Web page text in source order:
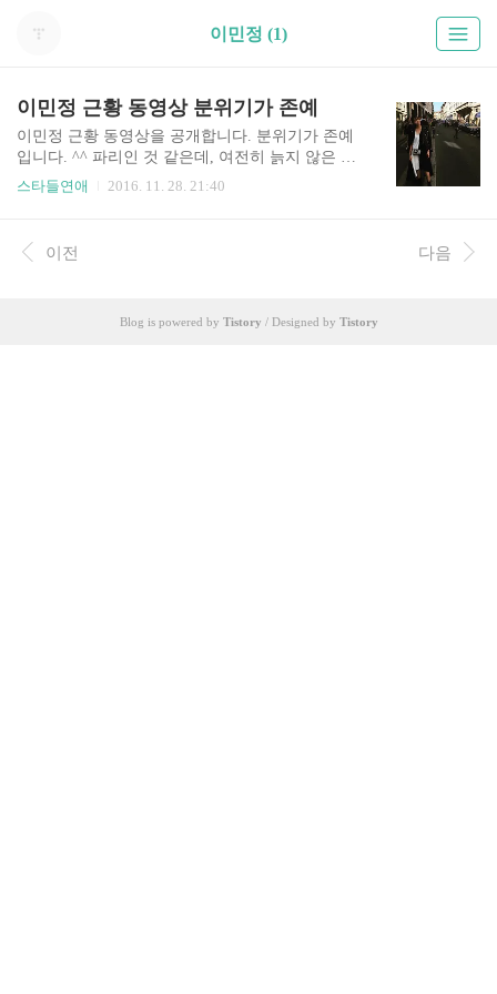
이민정 (1)
이민정 근황 동영상 분위기가 존예
이민정 근황 동영상을 공개합니다. 분위기가 존예
입니다. ^^ 파리인 것 같은데, 여전히 늙지 않은 동
안미과 빛을 바라네요~ 아이 엄마라는 게 믿기지
전 11:59 PDT 이민정 최근 근황이었습니다 ~
스타들연애 2016. 11. 28. 21:40
이전 다음
Blog is powered by Tistory / Designed by Tistory